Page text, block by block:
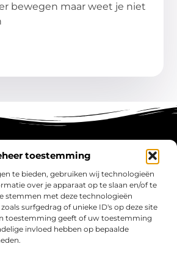
toestemming
te bieden, gebruiken wij technologieën
over je apparaat op te slaan en/of te
stemmen met deze technologieën
surfgedrag of unieke ID's op deze site
toestemming geeft of uw toestemming
invloed hebben op bepaalde
bewegen maar weet je niet
verzameling van inspirerende